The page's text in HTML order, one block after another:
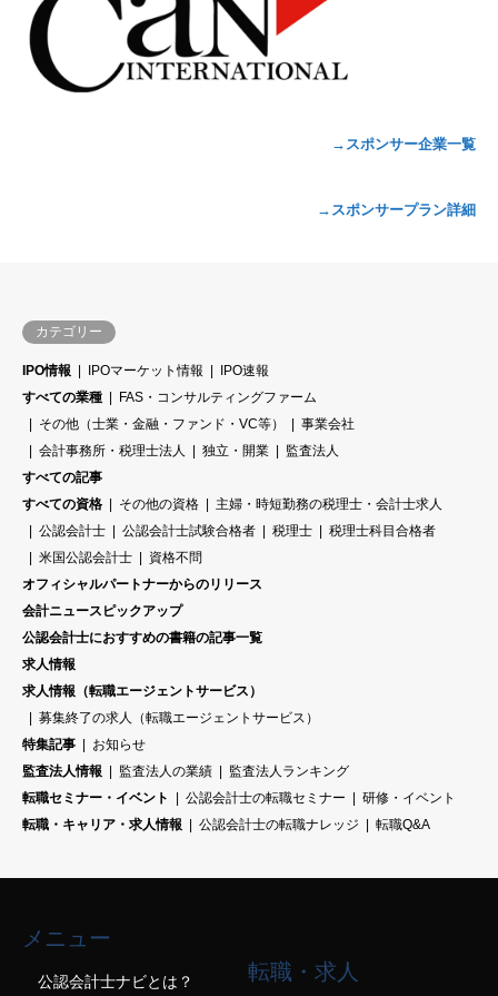
→スポンサー企業一覧
→スポンサープラン詳細
カテゴリー
IPO情報 IPOマーケット情報
IPO速報
すべての業種
FAS・コンサルティングファーム
その他（士業・金融・ファンド・VC等）
事業会社
会計事務所・税理士法人
独立・開業
監査法人
すべての記事
すべての資格
その他の資格
主婦・時短勤務の税理士・会計士求人
公認会計士
公認会計士試験合格者 税理士
税理士科目合格者
米国公認会計士
資格不問
オフィシャルパートナーからのリリース
会計ニュースピックアップ
公認会計士におすすめの書籍の記事一覧
求人情報
求人情報（転職エージェントサービス）
募集終了の求人（転職エージェントサービス）
特集記事
お知らせ
監査法人情報
監査法人の業績
監査法人ランキング
転職セミナー・イベント
公認会計士の転職セミナー
研修・イベント
転職・キャリア・求人情報
公認会計士の転職ナレッジ 転職Q&A
メニュー
公認会計士ナビとは？
転職・求人